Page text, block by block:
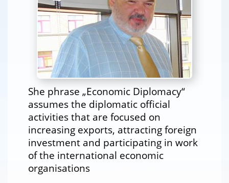
She phrase „Economic Diplomacy“
assumes the diplomatic official
activities that are focused on
increasing exports, attracting foreign
investment and participating in work
of the international economic
organisations